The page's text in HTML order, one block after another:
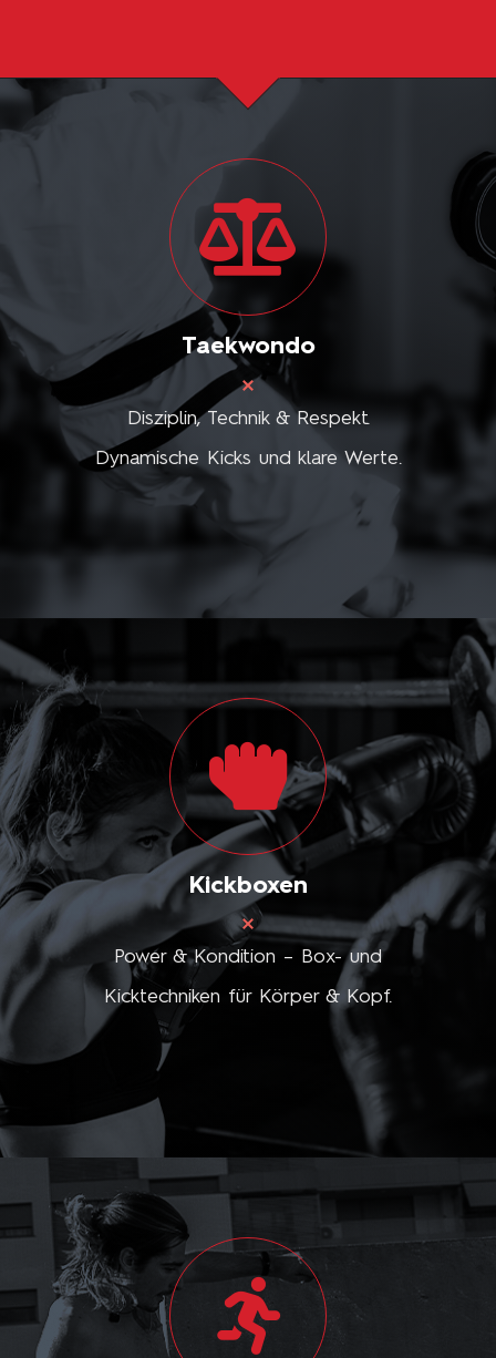
Taekwondo
Disziplin, Technik & Respekt.
Dynamische Kicks und klare Werte.
Kickboxen
Power & Kondition – Box- und
Kicktechniken für Körper & Kopf.